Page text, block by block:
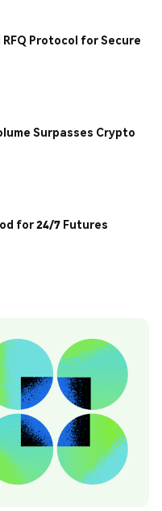
Protocol for Secure
Surpasses Crypto
for 24/7 Futures